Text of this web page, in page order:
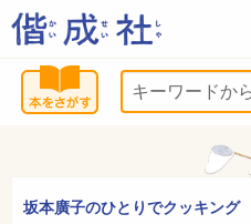
坂本廣子のひとりでクッキング